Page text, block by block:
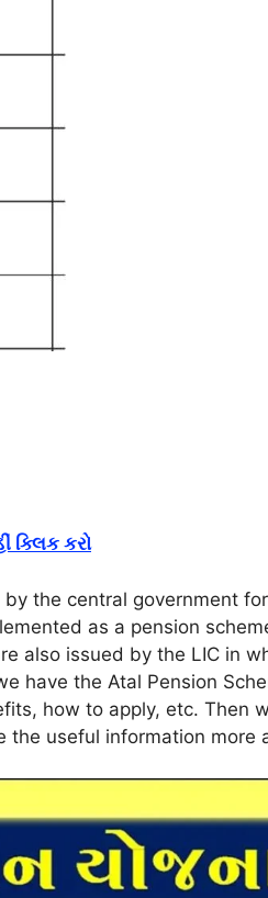
ક્લિક કરો
the central government
as a pension
also issued by the LIC in
have the Atal Pension
how to apply, etc. Then
useful information more